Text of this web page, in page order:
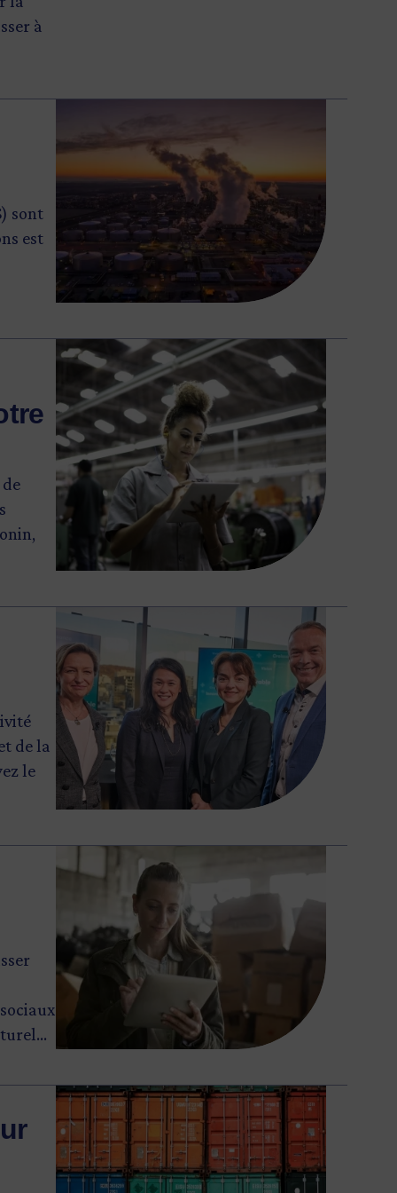
à
sont
est
Image
de la
le
Image
Image